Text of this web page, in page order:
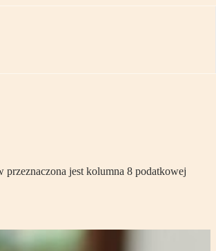
jest kolumna 8 podatkowej